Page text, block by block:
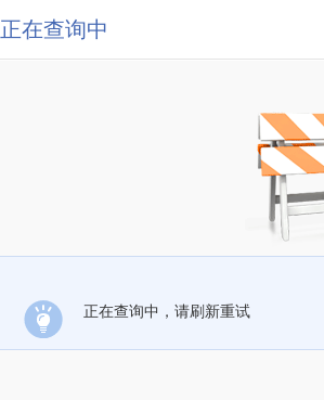
正在查询中
正在查询中，请刷新重试